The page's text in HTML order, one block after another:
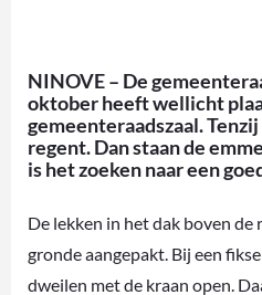
NINOVE – De
oktober heeft wellicht
gemeenteraadszaal.
regent. Dan staan de
is het zoeken naar een
De lekken in het dak boven de
gronde aangepakt. Bij een
dweilen met de kraan open.